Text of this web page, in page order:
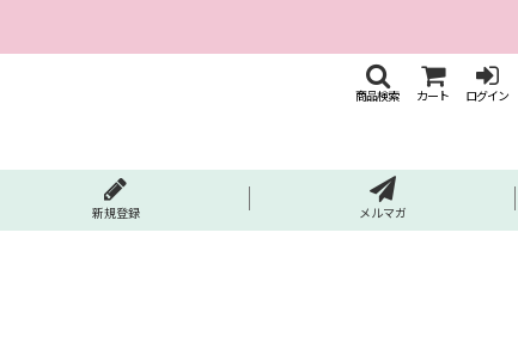
商品検索 カート ログイン
新規登録 メルマガ